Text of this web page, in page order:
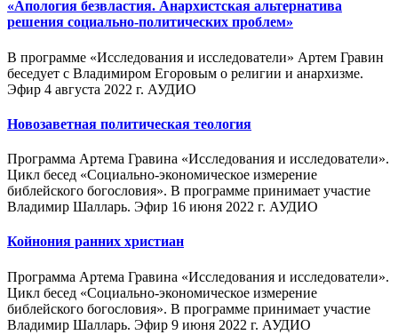
«Апология безвластия. Анархистская альтернатива
решения социально-политических проблем»
В программе «Исследования и исследователи» Артем Гравин
беседует с Владимиром Егоровым о религии и анархизме.
Эфир 4 августа 2022 г. АУДИО
Новозаветная политическая теология
Программа Артема Гравина «Исследования и исследователи».
Цикл бесед «Социально-экономическое измерение
библейского богословия». В программе принимает участие
Владимир Шалларь. Эфир 16 июня 2022 г. АУДИО
Койнония ранних христиан
Программа Артема Гравина «Исследования и исследователи».
Цикл бесед «Социально-экономическое измерение
библейского богословия». В программе принимает участие
Владимир Шалларь. Эфир 9 июня 2022 г. АУДИО